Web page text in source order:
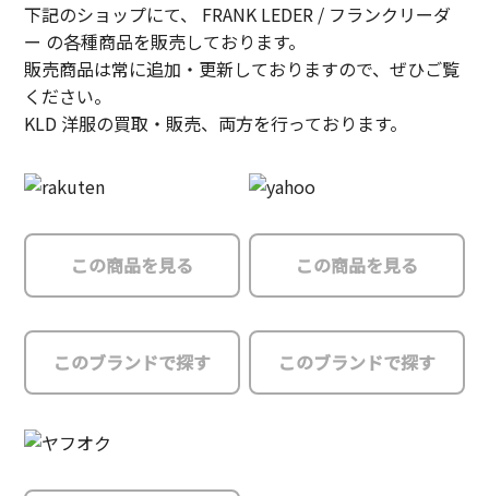
下記のショップにて、 FRANK LEDER / フランクリーダ
ー の各種商品を販売しております。
販売商品は常に追加・更新しておりますので、ぜひご覧
ください。
KLD 洋服の買取・販売、両方を行っております。
この商品を見る
このブランドで探す
この商品を見る
このブランドで探す